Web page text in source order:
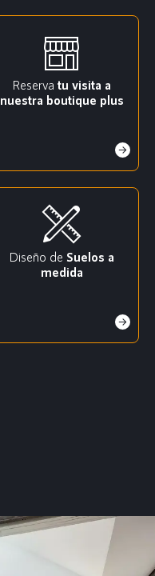
Reserva tu visita a
nuestra boutique plus
Diseño de Suelos a
medida